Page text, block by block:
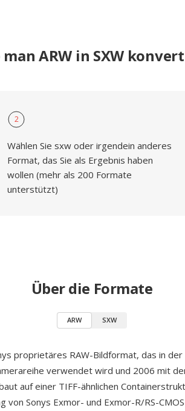
man ARW in SXW
2
Wählen Sie sxw oder irgendein anderes
Format, das Sie als Ergebnis haben
wollen (mehr als 200 Formate
unterstützt)
Über die Formate
ARW SXW
proprietäres RAW-Bildformat, das in
verwendet wird und 2006 mit
auf einer TIFF-ähnlichen
von Sonys Exmor- und Exmor-R/RS-